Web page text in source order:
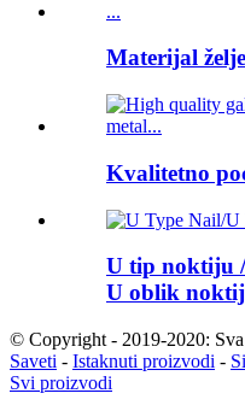
Materijal
Kvalitetno
U tip noktiju
U oblik
© Copyright - 2019-2020: Sva
Saveti - Istaknuti proizvodi -
Svi proizvodi